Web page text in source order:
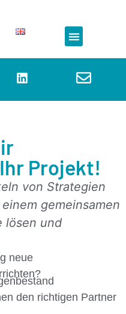
Projekt!
von Strategien
gemeinsamen
lösen und
neue
den richtigen Partner